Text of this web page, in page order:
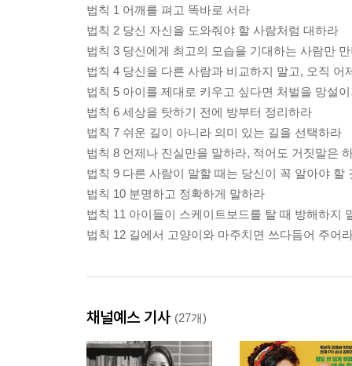
법칙 1 어깨를 펴고 똑바로 서라
법칙 2 당신 자신을 도와줘야 할 사람처럼 대하라
법칙 3 당신에게 최고의 모습을 기대하는 사람만
법칙 4 당신을 다른 사람과 비교하지 말고, 오직 어
법칙 5 아이를 제대로 키우고 싶다면 처벌을 망설
법칙 6 세상을 탓하기 전에 방부터 정리하라
법칙 7 쉬운 길이 아니라 의미 있는 길을 선택하라
법칙 8 언제나 진실만을 말하라, 적어도 거짓말은
법칙 9 다른 사람이 말할 때는 당신이 꼭 알아야 할
법칙 10 분명하고 정확하게 말하라
법칙 11 아이들이 스케이트보드를 탈 때 방해하지
법칙 12 길에서 고양이와 마주치면 쓰다듬어 주어
채널예스 기사 (27개)